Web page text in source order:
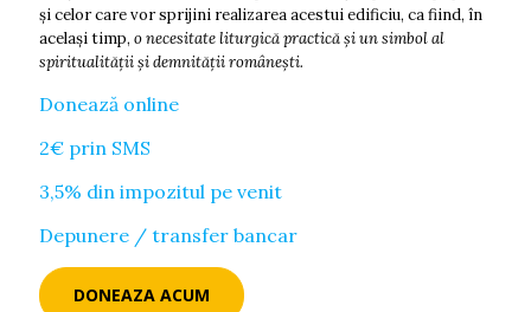
şi celor care vor sprijini realizarea acestui edificiu, ca fiind, în
acelaşi timp, o necesitate liturgică practică şi un simbol al
spiritualităţii şi demnității româneşti.
Donează online
2€ prin SMS
3,5% din impozitul pe venit
Depunere / transfer bancar
DONEAZA ACUM